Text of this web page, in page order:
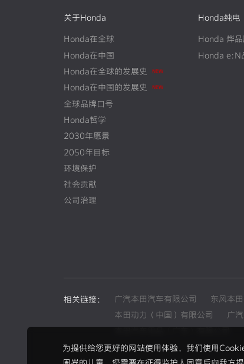
为提供给您更好的网站使用体验，我们使用
关于Honda
Honda在全球
Honda在中国
Honda在全球的发展史
Honda在中国的发展史
全球品牌口号
Honda哲学
2030年愿景
2050年目标
环境保护
社会贡献
公司治理
Honda纯电
Honda 烨品
Honda e:N
相关链接： 广汽本田汽车有限公司 东风本
本田动力（中国）有限公司
广